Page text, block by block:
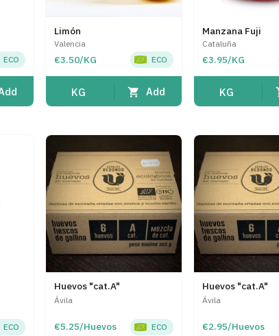
ECO
Limón
Valencia
€3.50/KG ECO
KG Add
Manzana Fuji
Cataluña
€3.95/KG
KG
ECO
Huevos "cat.A"
Ávila
€5.25/Huevos ECO
Huevos "cat.A"
Ávila
€2.95/Huevos